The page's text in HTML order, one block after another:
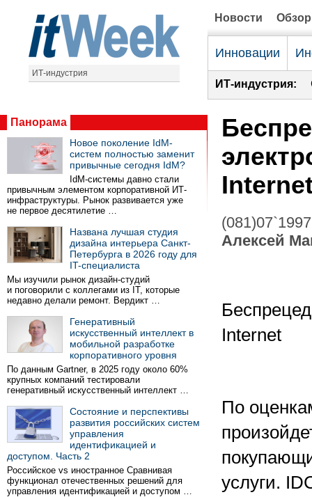
ИТ-индустрия
Новости
Инновации
ИТ-индустрия:
Панорама
Новое поколение IdM-
систем полностью заменит
привычные сегодня IdM?
IdM-системы давно стали
привычным элементом корпоративной ИТ-
инфраструктуры. Рынок развивается уже
не первое десятилетие …
Названа лучшая студия
дизайна интерьера Санкт-
Петербурга в 2026 году для
IT-специалиста
Мы изучили рынок дизайн-студий
и поговорили с коллегами из IT, которые
недавно делали ремонт. Вердикт …
Генеративный
искусственный интеллект в
мобильной разработке
корпоративного уровня
По данным Gartner, в 2025 году около 60%
крупных компаний тестировали
генеративный искусственный интеллект …
Состояние и перспективы
развития российских систем
управления
идентификацией и
доступом. Часть 2
Российское vs иностранное Сравнивая
функционал отечественных решений для
управления идентификацией и доступом …
(081)07`1997
Алексей
Internet
По
услуги.